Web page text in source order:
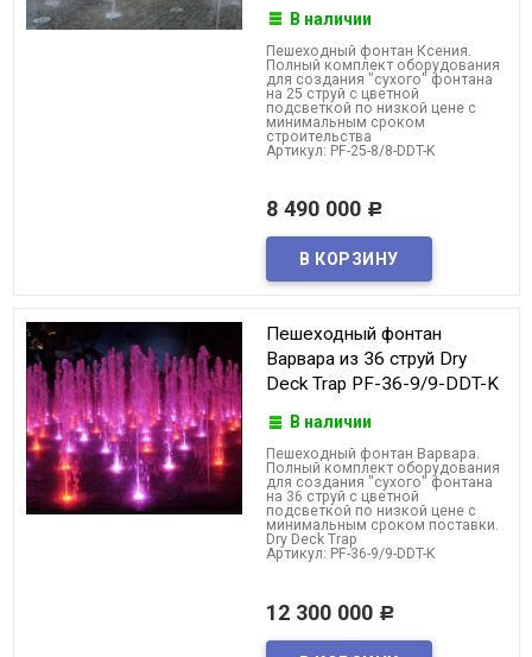
В наличии
Пешеходный фонтан Ксения.
Полный комплект оборудования
для создания "сухого" фонтана
на 25 струй с цветной
подсветкой по низкой цене с
минимальным сроком
строительства
Артикул: PF-25-8/8-DDT-K
8 490 000 Р
Пешеходный фонтан
Варвара из 36 струй Dry
Deck Trap PF-36-9/9-DDT-K
В наличии
Пешеходный фонтан Варвара.
Полный комплект оборудования
для создания "сухого" фонтана
на 36 струй с цветной
подсветкой по низкой цене с
минимальным сроком поставки.
Dry Deck Trap
Артикул: PF-36-9/9-DDT-K
12 300 000 Р